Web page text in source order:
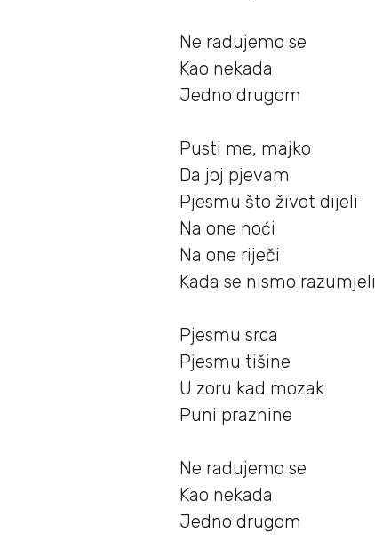
Ne radujemo se
Kao nekada
Jedno drugom
Pusti me, majko
Da joj pjevam
Pjesmu što život dijeli
Na one noći
Na one riječi
Kada se nismo razumjeli
Pjesmu srca
Pjesmu tišine
U zoru kad mozak
Puni praznine
Ne radujemo se
Kao nekada
Jedno drugom